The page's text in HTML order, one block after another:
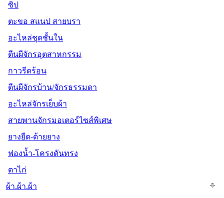
ซิป
ตะขอ สแนป สายบรา
อะไหล่ชุดชั้นใน
ตีนผีจักรอุตสาหกรรม
กาวรีดร้อน
ตีนผีจักรบ้าน/จักรธรรมดา
อะไหล่จักรเย็บผ้า
สายพานจักรมอเตอร์ไซส์พิเศษ
ยางยืด-ด้ายยาง
ฟองน้ำ-โครงดันทรง
ตาไก่
ผ้า.ผ้า.ผ้า